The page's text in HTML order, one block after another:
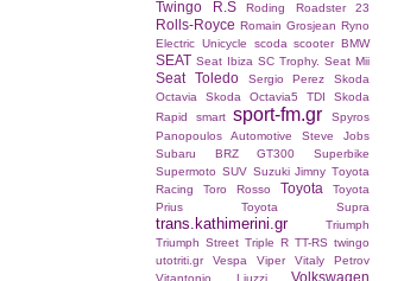
Twingo R.S
Roding Roadster 23
Rolls-Royce Romain Grosjean Ryno
Electric Unicycle
scoda scooter BMW
SEAT Seat Ibiza SC Trophy. Seat Mii
Seat Toledo Sergio Perez
Skoda
Octavia
Skoda Octavia5 TDI
Skoda
Rapid
smart sport-fm.gr
Spyros
Panopoulos Autοmotive
Steve Jobs
Subaru BRZ GT300
Superbike
Supermoto SUV Suzuki Jimny Tοyota
Racing
Toro Rosso Toyota
Toyota
Prius
Toyota Supra
trans.kathimerini.gr
Triumph
Triumph Street Triple R TT-RS twingo
utotriti.gr
Vespa Viper
Vitaly Petrov
Vitantonio Liuzzi
Volkswagen